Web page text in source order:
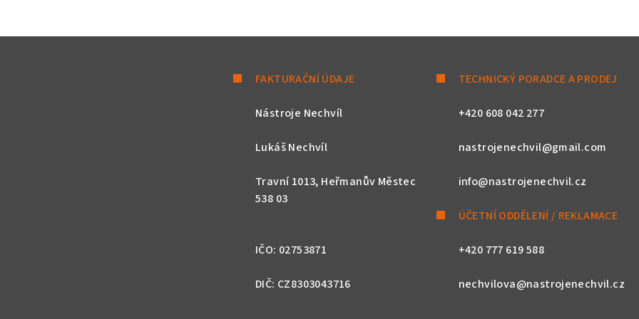
FAKTURAČNÍ ÚDAJE
Nástroje Nechvíl
Lukáš Nechvíl
Travní 1013, Heřmanův Městec
538 03
IČO: 02753871
DIČ: CZ8303043716
TECHNICKÝ PORADCE A PRODEJ
+420 608 042 277
nastrojenechvil@gmail.com
info@nastrojenechvil.cz
ÚČETNÍ ODDĚLENÍ / REKLAMACE
+420 777 619 588
nechvilova@nastrojenechvil.cz